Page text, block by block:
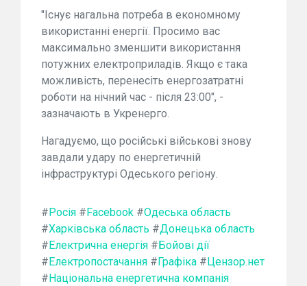
"Існує нагальна потреба в економному
використанні енергії. Просимо вас
максимально зменшити використання
потужних електроприладів. Якщо є така
можливість, перенесіть енергозатратні
роботи на нічний час - після 23:00", -
зазначають в Укренерго.
Нагадуємо, що російські військові знову
завдали удару по енергетичній
інфраструктурі Одеського регіону.
# Росія # Facebook #Одеська область
#Харківська область #Донецька область
# Електрична енергія # Бойові дії
# Електропостачання # Графіка # Цензор.нет
# Національна енергетична компанія